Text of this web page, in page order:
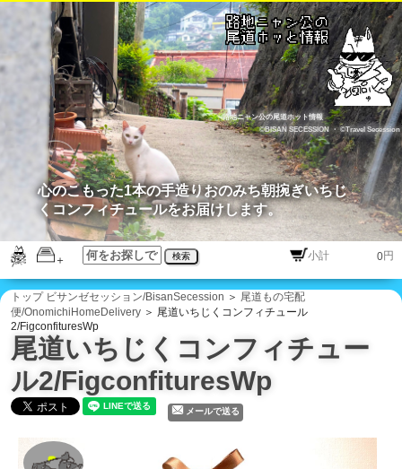
路地ニャン公の尾道ホット情報
©BISAN SECESSION
・©Travel Secession
検索 円
心のこもった1本の手造りおのみち朝捥ぎいちじ
くコンフィチュールをお届けします。
トップ ビサンゼセッション/BisanSecession ＞ 尾道もの宅配
便/OnomichiHomeDelivery ＞ 尾道いちじくコンフィチュール
2/FigconfituresWp
尾道いちじくコンフィチュー
ル2/FigconfituresWp
メールで送る